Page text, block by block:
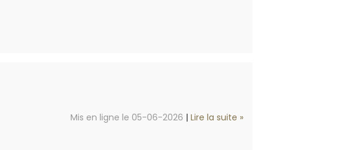
Mis en ligne le 05-06-2026 |Lire la suite »